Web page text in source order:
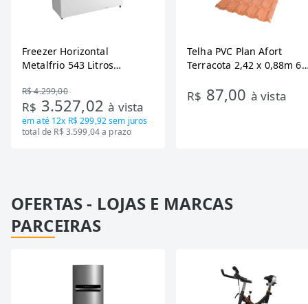
Freezer Horizontal
Metalfrio 543 Litros
Tecnologia Inverter, Branco,
Bivolt
R$ 4.299,00
R$ 3.527,02à vista
em até 12x R$ 299,92sem juros
total de R$ 3.599,04 a prazo
Telha PVC Plan Afort
Terracota 2,42 x 0,88m 6
R$ 87,00 à vista
OFERTAS - LOJAS E MARCAS
PARCEIRAS